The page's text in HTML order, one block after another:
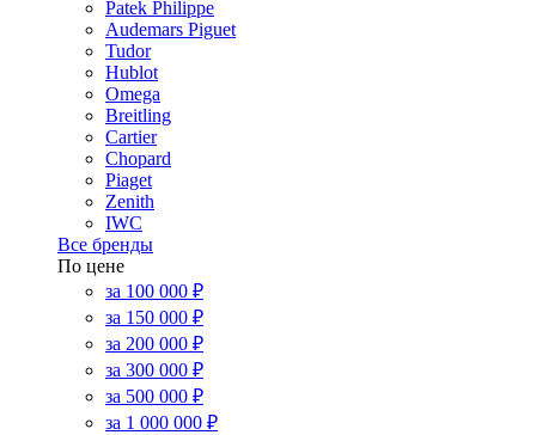
Patek Philippe
Audemars Piguet
Tudor
Hublot
Omega
Breitling
Cartier
Chopard
Piaget
Zenith
IWC
Все бренды
По цене
за 100 000 ₽
за 150 000 ₽
за 200 000 ₽
за 300 000 ₽
за 500 000 ₽
за 1 000 000 ₽